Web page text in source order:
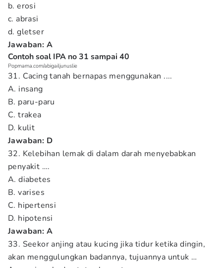
b. erosi
c. abrasi
d. gletser
Jawaban: A
Contoh soal IPA no 31 sampai 40
Popmama.com/abigailjunuslie
31. Cacing tanah bernapas menggunakan ....
A. insang
B. paru-paru
C. trakea
D. kulit
Jawaban: D
32. Kelebihan lemak di dalam darah menyebabkan
penyakit ….
A. diabetes
B. varises
C. hipertensi
D. hipotensi
Jawaban: A
33. Seekor anjing atau kucing jika tidur ketika dingin,
akan menggulungkan badannya, tujuannya untuk …